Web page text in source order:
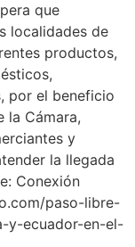
que
localidades de
productos,
por el beneficio
la Cámara,
y
la llegada
Conexión
paso-libre-
y-ecuador-en-el-